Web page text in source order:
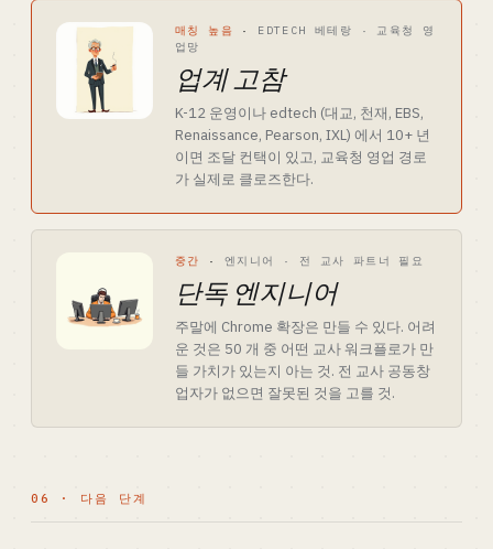
매칭 높음 · EDTECH 베테랑 · 교육청 영
업망
업계 고참
K-12 운영이나 edtech (대교, 천재, EBS,
Renaissance, Pearson, IXL) 에서 10+ 년
이면 조달 컨택이 있고, 교육청 영업 경로
가 실제로 클로즈한다.
중간 ·엔지니어 · 전 교사 파트너 필요
단독 엔지니어
주말에 Chrome 확장은 만들 수 있다. 어려
운 것은 50 개 중 어떤 교사 워크플로가 만
들 가치가 있는지 아는 것. 전 교사 공동창
업자가 없으면 잘못된 것을 고를 것.
06 · 다음 단계